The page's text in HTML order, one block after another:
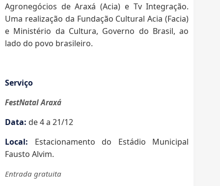
Agronegócios de Araxá (Acia) e Tv Integração.
Uma realização da Fundação Cultural Acia (Facia)
e Ministério da Cultura, Governo do Brasil, ao
lado do povo brasileiro.
Serviço
FestNatal Araxá
Data: de 4 a 21/12
Local: Estacionamento do Estádio Municipal
Fausto Alvim.
Entrada gratuita